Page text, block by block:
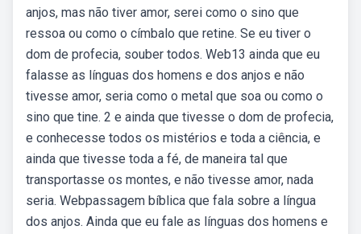
anjos, mas não tiver amor, serei como o sino que
ressoa ou como o címbalo que retine. Se eu tiver o
dom de profecia, souber todos. Web13 ainda que eu
falasse as línguas dos homens e dos anjos e não
tivesse amor, seria como o metal que soa ou como o
sino que tine. 2 e ainda que tivesse o dom de profecia,
e conhecesse todos os mistérios e toda a ciência, e
ainda que tivesse toda a fé, de maneira tal que
transportasse os montes, e não tivesse amor, nada
seria. Webpassagem bíblica que fala sobre a língua
dos anjos. Ainda que eu fale as línguas dos homens e